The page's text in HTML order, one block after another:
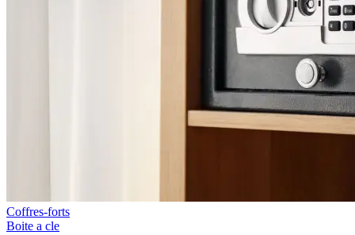
Coffres-forts
Boite a cle